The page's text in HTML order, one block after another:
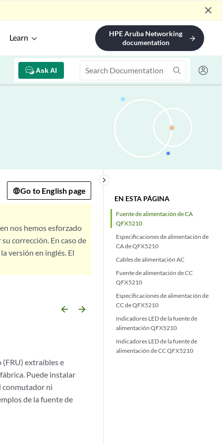
close
Learn
HPE Aruba Networking
documentation
arrow_forward
Ask AI
EN ESTA PÁGINA
Fuente de alimentación de CA
QFX5210
Especificaciones de alimentación de
CA de QFX5210
Cables de alimentación AC
Fuente de alimentación de CC
QFX5210
Especificaciones de alimentación de
CC de QFX5210
Indicadores LED de la fuente de
alimentación QFX5210
Indicadores LED de la fuente de
alimentación de CC QFX5210
keyboard_arrow_right
Go to English page
nos hemos esforzado
corrección. En caso de
versión en inglés. El
arrow_backward arrow_forward
(FRU) extraíbles e
Puede instalar
conmutador ni
de la fuente de